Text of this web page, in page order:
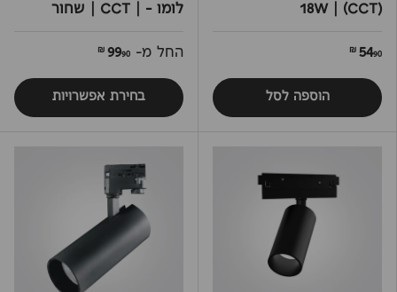
18W | (CCT)
5490 ₪
הוספה לסל
לומו – | CCT | שחור
החל מ- 9990 ₪
בחירת אפשרויות